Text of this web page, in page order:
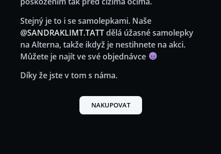
Stejný je to i se samolepkami. Naše
@SANDRAKLIMT.TATTdělá úžasné samolepky
na Alterna, takže ikdyž je nestihnete na akci.
Můžete je najít ve své objednávce
Díky že jste v tom s náma.
NAKUPOVAT